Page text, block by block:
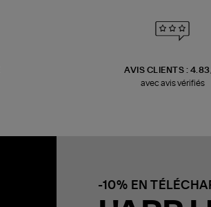
AVIS CLIENTS :
avec avis vérifiés
-10% EN